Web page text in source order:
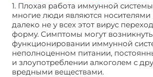
1. Плохая работа иммунной
многие люди являются
далеко не у всех этот вирус
форму. Симптомы могут
функционировании иммунной
неполноценном питании,
и злоупотреблении алкоголем с
вредными веществами.